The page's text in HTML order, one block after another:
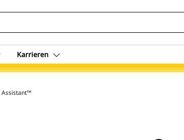
Karrieren
Assistant™